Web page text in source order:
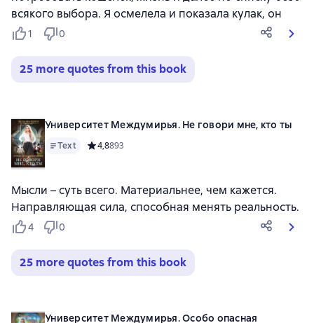
всякого выбора. Я осмелела и показала кулак, он
1 0
25 more quotes from this book
Университет Междумирья. Не говори мне, кто ты
Text Средний рейтинг 4,8 на основе 893 оценок
4,8893
Мысли – суть всего. Материальнее, чем кажется.
Направляющая сила, способная менять реальность.
4 0
25 more quotes from this book
Университет Междумирья. Особо опасная